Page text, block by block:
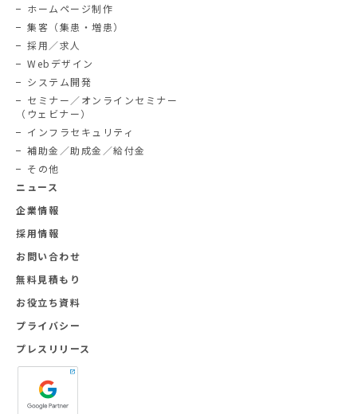
ホームページ制作
集客（集患・増患）
採用／求人
Webデザイン
システム開発
セミナー／オンラインセミナー
（ウェビナー）
インフラセキュリティ
補助金／助成金／給付金
その他
ニュース
企業情報
採用情報
お問い合わせ
無料見積もり
お役立ち資料
プライバシー
プレスリリース